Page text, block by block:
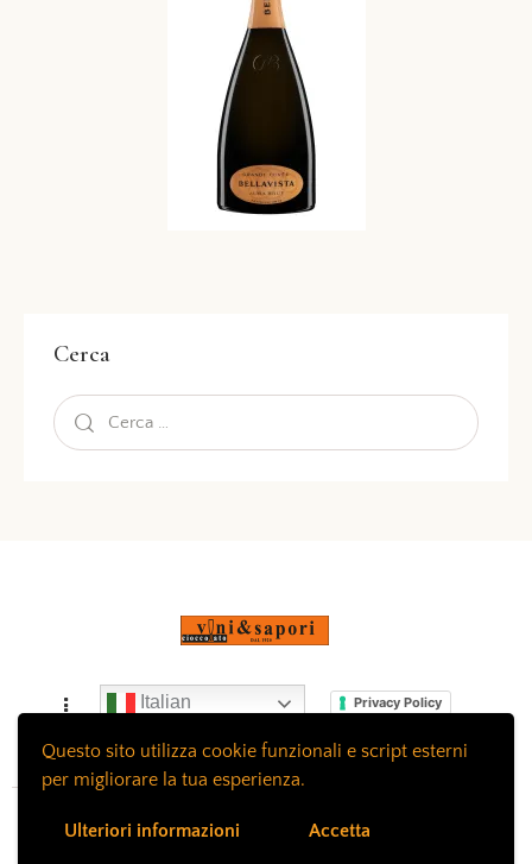
Questo sito utilizza cookie funzionali e script esterni
per migliorare la tua esperienza.
Ulteriori informazioni Accetta
Cerca
Italian Privacy Policy
Vini & Sapori Via Vitruvio 11 20124 Milano 2026. P.I.
06353140962 Tutti i diritti Riservati. Web site by